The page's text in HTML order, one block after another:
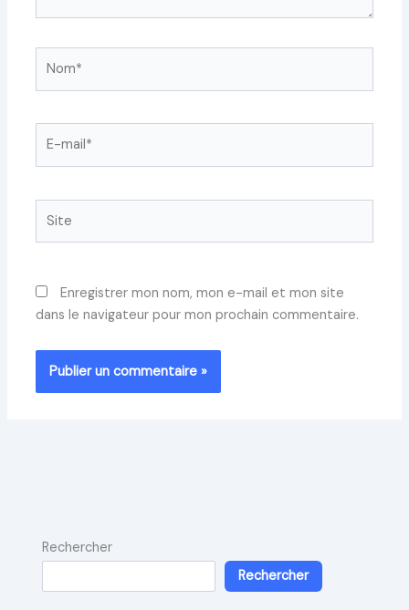
Enregistrer mon nom, mon e-mail et mon site
dans le navigateur pour mon prochain commentaire.
Rechercher
Rechercher